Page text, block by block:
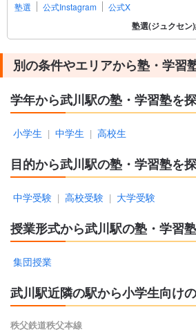
塾選
公式Instagram 公式X
塾選(ジュクセン
別の条件やエリアから塾・学習
学年から武川駅の塾・学習塾を
小学生 | 中学生 | 高校生
目的から武川駅の塾・学習塾を
中学受験 | 高校受験 | 大学受験
授業形式から武川駅の塾・学習
集団授業
武川駅近隣の駅から小学生向け
秩父鉄道秩父本線